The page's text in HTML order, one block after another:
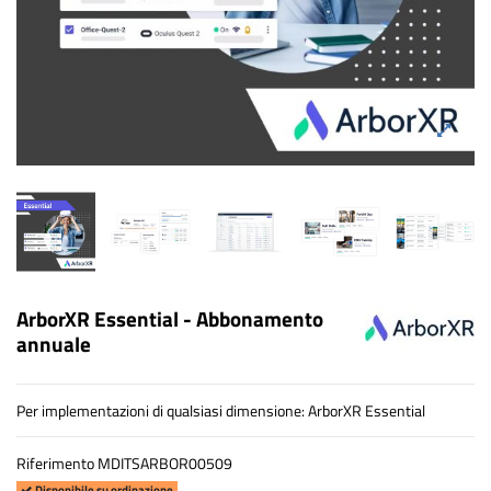
ArborXR Essential - Abbonamento
annuale
Per implementazioni di qualsiasi dimensione: ArborXR Essential
RiferimentoMDITSARBOR00509